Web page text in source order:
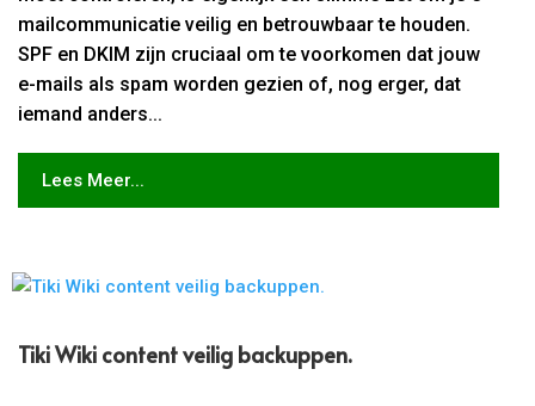
mailcommunicatie veilig en betrouwbaar te houden.
SPF en DKIM zijn cruciaal om te voorkomen dat jouw
e-mails als spam worden gezien of, nog erger, dat
iemand anders...
Lees Meer...
Tiki Wiki content veilig backuppen.​